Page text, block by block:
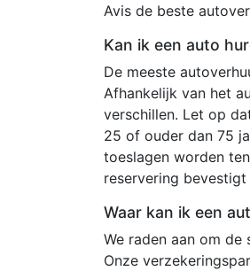
Avis de beste
Kan ik een auto
De meeste
Afhankelijk van het
verschillen. Let op
25 of ouder dan 75
toeslagen worden
reservering
Waar kan ik een
We raden aan om
Onze